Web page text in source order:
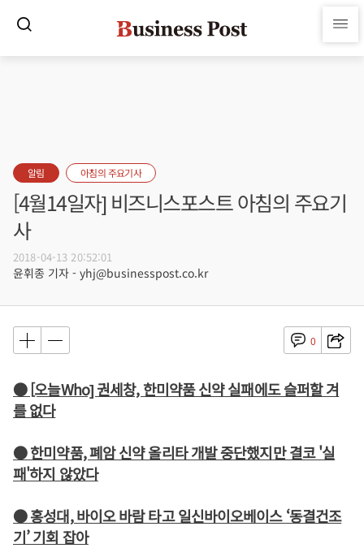
알림 아침의 주요기사
[4월14일자] 비즈니스포스트 아침의 주요기
사
2018-04-13 20:52:01
윤휘종 기자 - yhj@businesspost.co.kr
0
● [오늘Who] 권세창, 한미약품 신약 실패에도 슬퍼할 겨
를 없다
● 한미약품, 폐암 신약 올리타 개발 중단했지만 결코 '실
패'하지 않았다
● 홍성대, 바이오 바람 타고 일신바이오베이스 ‘동결건조
기’ 기회 잡아